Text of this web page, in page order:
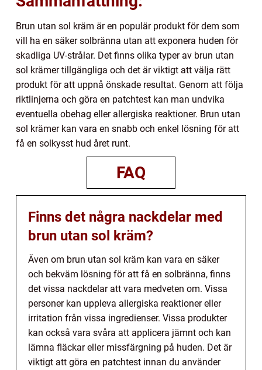
Brun utan sol kräm är en populär produkt för dem som
vill ha en säker solbränna utan att exponera huden för
skadliga UV-strålar. Det finns olika typer av brun utan
sol krämer tillgängliga och det är viktigt att välja rätt
produkt för att uppnå önskade resultat. Genom att följa
riktlinjerna och göra en patchtest kan man undvika
eventuella obehag eller allergiska reaktioner. Brun utan
sol krämer kan vara en snabb och enkel lösning för att
få en solkysst hud året runt.
FAQ
Finns det några nackdelar med
brun utan sol kräm?
Även om brun utan sol kräm kan vara en säker
och bekväm lösning för att få en solbränna, finns
det vissa nackdelar att vara medveten om. Vissa
personer kan uppleva allergiska reaktioner eller
irritation från vissa ingredienser. Vissa produkter
kan också vara svåra att applicera jämnt och kan
lämna fläckar eller missfärgning på huden. Det är
viktigt att göra en patchtest innan du använder